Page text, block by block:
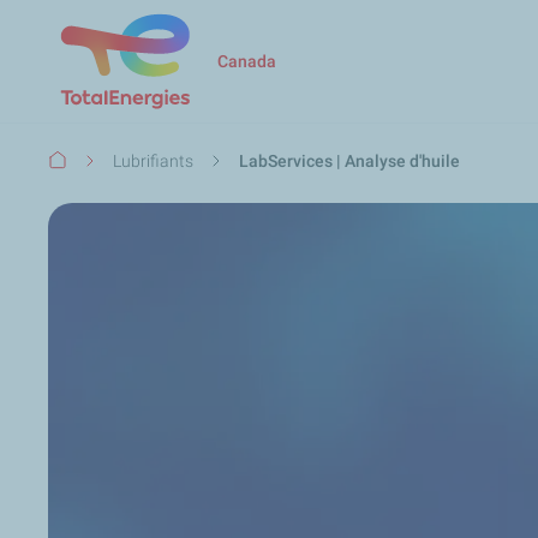
Canada
Fil
Lubrifiants LabServices | Analyse d'huile